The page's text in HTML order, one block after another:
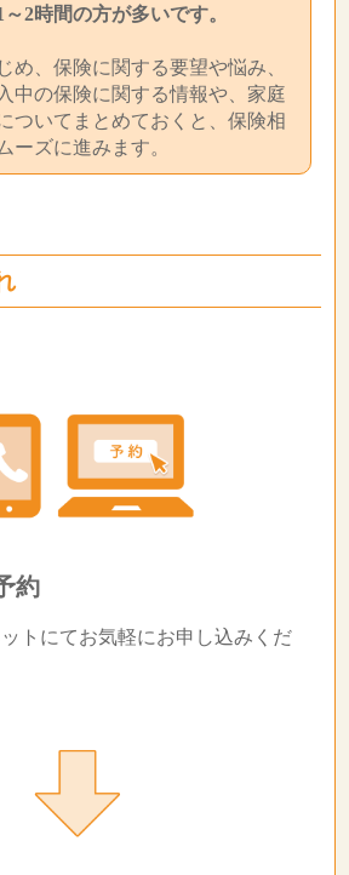
～2時間の方が多いです。
め、保険に関する要望や悩み、
中の保険に関する情報や、家庭
ついてまとめておくと、保険相
ーズに進みます。
約
トにてお気軽にお申し込みくだ